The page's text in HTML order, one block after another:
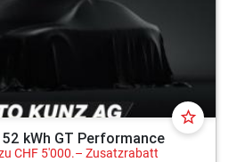
star_border
kWh GT Performance
CHF 5'000.– Zusatzrabatt